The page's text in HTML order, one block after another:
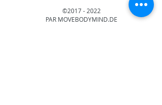
©2017 - 2022
PAR MOVEBODYMIND.DE